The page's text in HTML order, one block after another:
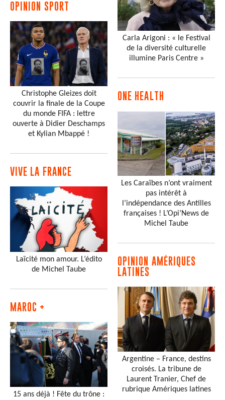
OPINION SPORT
Christophe Gleizes doit
couvrir la finale de la Coupe
du monde FIFA : lettre
ouverte à Didier Deschamps
et Kylian Mbappé !
VIVE LA FRANCE
Laïcité mon amour. L’édito
de Michel Taube
MAROC +
15 ans déjà ! Fête du trône :
Carla Arigoni : « le Festival
de la diversité culturelle
illumine Paris Centre »
ONE HEALTH
Les Caraïbes n’ont vraiment
pas intérêt à
l’indépendance des Antilles
françaises ! L’Opi’News de
Michel Taube
OPINION AMÉRIQUES
LATINES
Argentine – France, destins
croisés. La tribune de
Laurent Tranier, Chef de
rubrique Amériques latines